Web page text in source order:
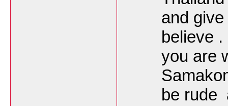
and
believe
you are
be rude